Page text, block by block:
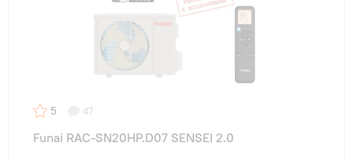
5 47
Funai RAC-SN20HP.D07 SENSEI 2.0